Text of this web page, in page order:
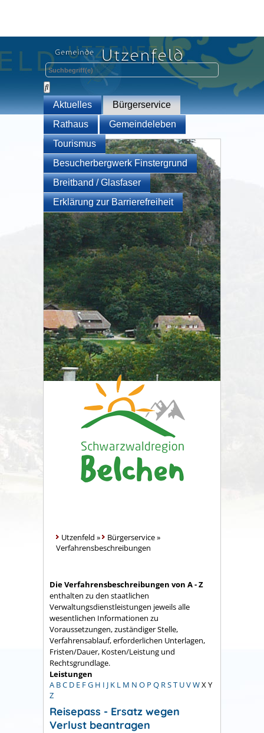
Aktuelles
Bürgerservice
Rathaus
Gemeindeleben
Tourismus
Besucherbergwerk Finstergrund
Breitband / Glasfaser
Erklärung zur Barrierefreiheit
Utzenfeld » Bürgerservice»
Verfahrensbeschreibungen
Die Verfahrensbeschreibungen von A - Z
enthalten zu den staatlichen
Verwaltungsdienstleistungen jeweils alle
wesentlichen Informationen zu
Voraussetzungen, zuständiger Stelle,
Verfahrensablauf, erforderlichen Unterlagen,
Fristen/Dauer, Kosten/Leistung und
Rechtsgrundlage.
Leistungen
A BC D E FG H I J K L M N O P Q RST UVWX Y
Z
Reisepass - Ersatz wegen
Verlust beantragen